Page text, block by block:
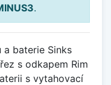
.
a baterie Sinks
s odkapem Rim
s vytahovací